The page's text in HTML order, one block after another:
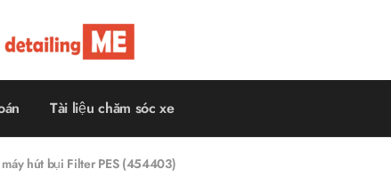
Detailing
Me
Đồ
nghề
xe
–
sales
giá
tốt!
Tài liệu chăm sóc xe
hút bụi Filter PES (454403)